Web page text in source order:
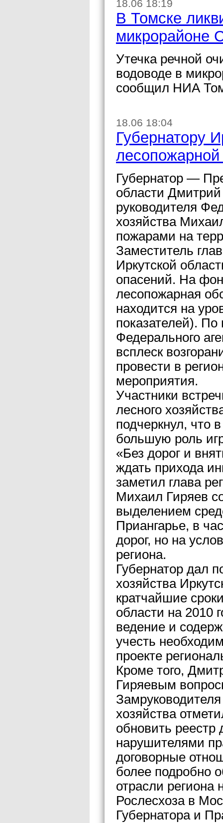
18.06 18:19
В Томске
микрорайоне
Утечка речной
водоводе в
сообщил НИА
18.06 18:04
Губернатору
лесопожарной
Губернатор —
области
руководителя
хозяйства
пожарами на
Заместитель
Иркутской
опасений. На
лесопожарная
находится на
показателей).
Федерального
всплеск
провести в
мероприятия.
Участники
лесного
подчеркнул, что
большую роль
«Без дорог и
ждать прихода
заметил глава
Михаил Гиряев
выделением
Приангарье, в
дорог, но на
региона.
Губернатор дал
хозяйства
кратчайшие
области на 2010
ведение и
учесть
проекте
Кроме того,
Гиряевым
хозяйства
обновить реестр
нарушителями
договорные
более подробно
отрасли региона
Рослесхоза в
Губернатора и